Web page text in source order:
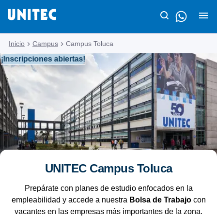
Inicio Campus Campus Toluca
¡Inscripciones abiertas!
UNITEC Campus Toluca
Prepárate con planes de estudio enfocados en la
empleabilidad y accede a nuestra Bolsa de Trabajocon
vacantes en las empresas más importantes de la zona.